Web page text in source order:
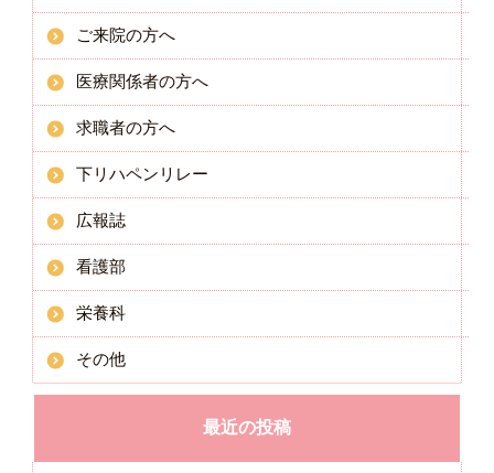
ご来院の方へ
医療関係者の方へ
求職者の方へ
下リハペンリレー
広報誌
看護部
栄養科
その他
最近の投稿